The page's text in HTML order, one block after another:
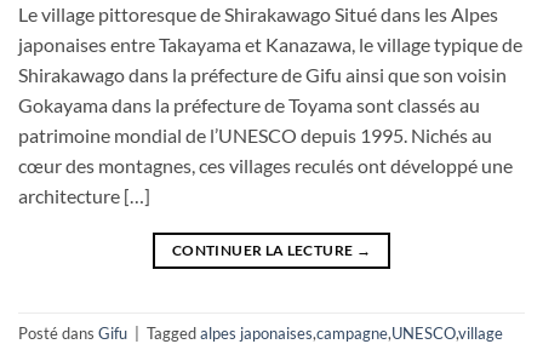
Le village pittoresque de Shirakawago Situé dans les Alpes
japonaises entre Takayama et Kanazawa, le village typique de
Shirakawago dans la préfecture de Gifu ainsi que son voisin
Gokayama dans la préfecture de Toyama sont classés au
patrimoine mondial de l’UNESCO depuis 1995. Nichés au
cœur des montagnes, ces villages reculés ont développé une
architecture […]
CONTINUER LA LECTURE →
Posté dans Gifu Taggedalpes japonaises,campagne,UNESCO,village